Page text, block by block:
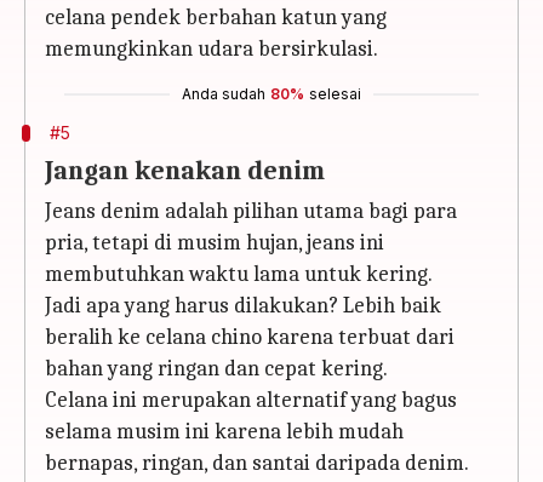
celana pendek berbahan katun yang
memungkinkan udara bersirkulasi.
Anda sudah 80% selesai
#5
Jangan kenakan denim
Jeans denim adalah pilihan utama bagi para
pria, tetapi di musim hujan, jeans ini
membutuhkan waktu lama untuk kering.
Jadi apa yang harus dilakukan? Lebih baik
beralih ke celana chino karena terbuat dari
bahan yang ringan dan cepat kering.
Celana ini merupakan alternatif yang bagus
selama musim ini karena lebih mudah
bernapas, ringan, dan santai daripada denim.